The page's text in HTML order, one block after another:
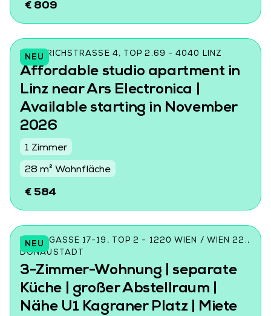
€ 809
NEU
FRIEDRICHSTRASSE 4, TOP 2.69 - 4040 LINZ
Affordable studio apartment in
Linz near Ars Electronica |
Available starting in November
2026
1 Zimmer
28 m² Wohnfläche
€ 584
NEU
DONINGASSE 17-19, TOP 2 - 1220 WIEN / WIEN 22.,
DONAUSTADT
3-Zimmer-Wohnung | separate
Küche | großer Abstellraum |
Nähe U1 Kagraner Platz | Miete